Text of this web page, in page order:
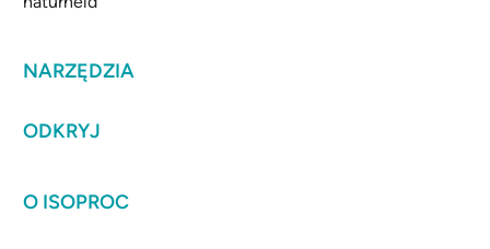
NARZĘDZIA
ODKRYJ
O ISOPROC